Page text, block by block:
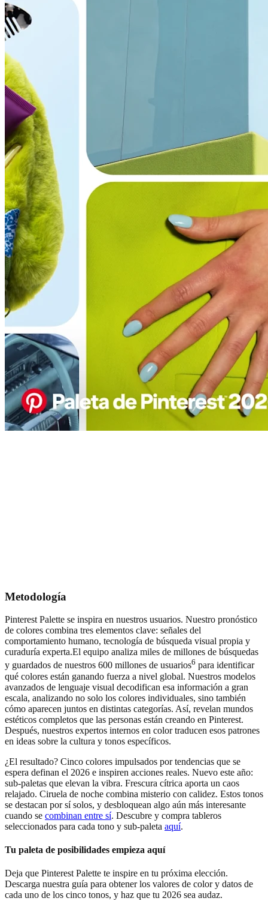
Metodología
Pinterest Palette se inspira en nuestros usuarios. Nuestro pronóstico
de colores combina tres elementos clave: señales del
comportamiento humano, tecnología de búsqueda visual propia y
curaduría experta.El equipo analiza miles de millones de búsquedas
y guardados de nuestros 600 millones de usuarios6 para identificar
qué colores están ganando fuerza a nivel global. Nuestros modelos
avanzados de lenguaje visual decodifican esa información a gran
escala, analizando no solo los colores individuales, sino también
cómo aparecen juntos en distintas categorías. Así, revelan mundos
estéticos completos que las personas están creando en Pinterest.
Después, nuestros expertos internos en color traducen esos patrones
en ideas sobre la cultura y tonos específicos.
¿El resultado? Cinco colores impulsados por tendencias que se
espera definan el 2026 e inspiren acciones reales. Nuevo este año:
sub-paletas que elevan la vibra. Frescura cítrica aporta un caos
relajado. Ciruela de noche combina misterio con calidez. Estos tonos
se destacan por sí solos, y desbloquean algo aún más interesante
cuando se combinan entre sí. Descubre y compra tableros
seleccionados para cada tono y sub-paleta aquí.
Tu paleta de posibilidades empieza aquí
Deja que Pinterest Palette te inspire en tu próxima elección.
Descarga nuestra guía para obtener los valores de color y datos de
cada uno de los cinco tonos, y haz que tu 2026 sea audaz.